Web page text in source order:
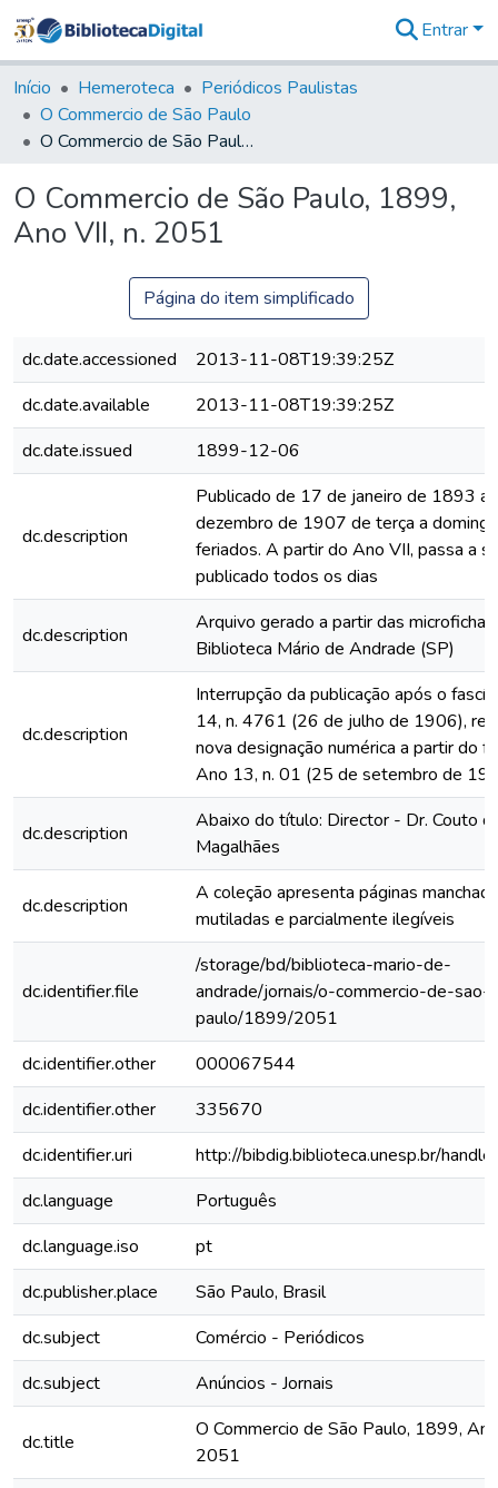
&
Coleções
Tudo na
Biblioteca
Estatísticas
Entrar
Início Hemeroteca
Periódicos Paulistas
O Commercio de São Paulo
O Commercio de São Paulo, 1899, Ano VII, n. 2051
O Commercio de São Paulo, 1899,
Ano VII, n. 2051
Página do item simplificado
dc.date.accessioned
2013-11-08T19:39:25Z
dc.date.available
2013-11-08T19:39:25Z
dc.date.issued
1899-12-06
dc.description
Publicado de 17 de janeiro de 1893 a
dezembro de 1907 de terça a
feriados. A partir do Ano VII, passa a
publicado todos os dias
dc.description
Arquivo gerado a partir das
Biblioteca Mário de Andrade (SP)
dc.description
Interrupção da publicação após o
14, n. 4761 (26 de julho de 1906),
nova designação numérica a partir do
Ano 13, n. 01 (25 de setembro de
dc.description
Abaixo do título: Director - Dr. Couto
Magalhães
dc.description
A coleção apresenta páginas
mutiladas e parcialmente ilegíveis
dc.identifier.file
/storage/bd/biblioteca-mario-de-
andrade/jornais/o-commercio-de-sao-
paulo/1899/2051
dc.identifier.other
000067544
dc.identifier.other
335670
dc.identifier.uri
http://bibdig.biblioteca.unesp.br/
dc.language
Português
dc.language.iso
pt
dc.publisher.place
São Paulo, Brasil
dc.subject
Comércio - Periódicos
dc.subject
Anúncios - Jornais
dc.title
O Commercio de São Paulo, 1899,
2051